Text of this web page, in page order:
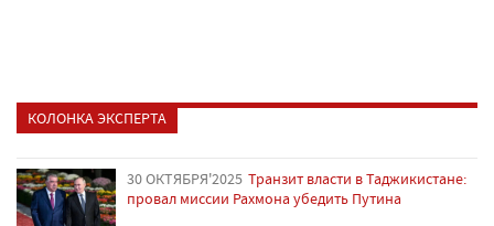
КОЛОНКА ЭКСПЕРТА
30 ОКТЯБРЯ'2025 Транзит власти в Таджикистане:
провал миссии Рахмона убедить Путина